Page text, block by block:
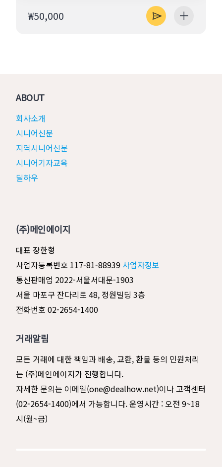
₩50,000
ABOUT
회사소개
시니어신문
지역시니어신문
시니어기자교육
딜하우
(주)메인에이지
대표 장한형
사업자등록번호 117-81-88939 사업자정보
통신판매업 2022-서울서대문-1903
서울 마포구 잔다리로 48, 정원빌딩 3층
전화번호 02-2654-1400
거래알림
모든 거래에 대한 책임과 배송, 교환, 환불 등의 민원처리
는 (주)메인에이지가 진행합니다.
자세한 문의는 이메일(one@dealhow.net)이나 고객센터
(02-2654-1400)에서 가능합니다. 운영시간 : 오전 9~18
시(월~금)